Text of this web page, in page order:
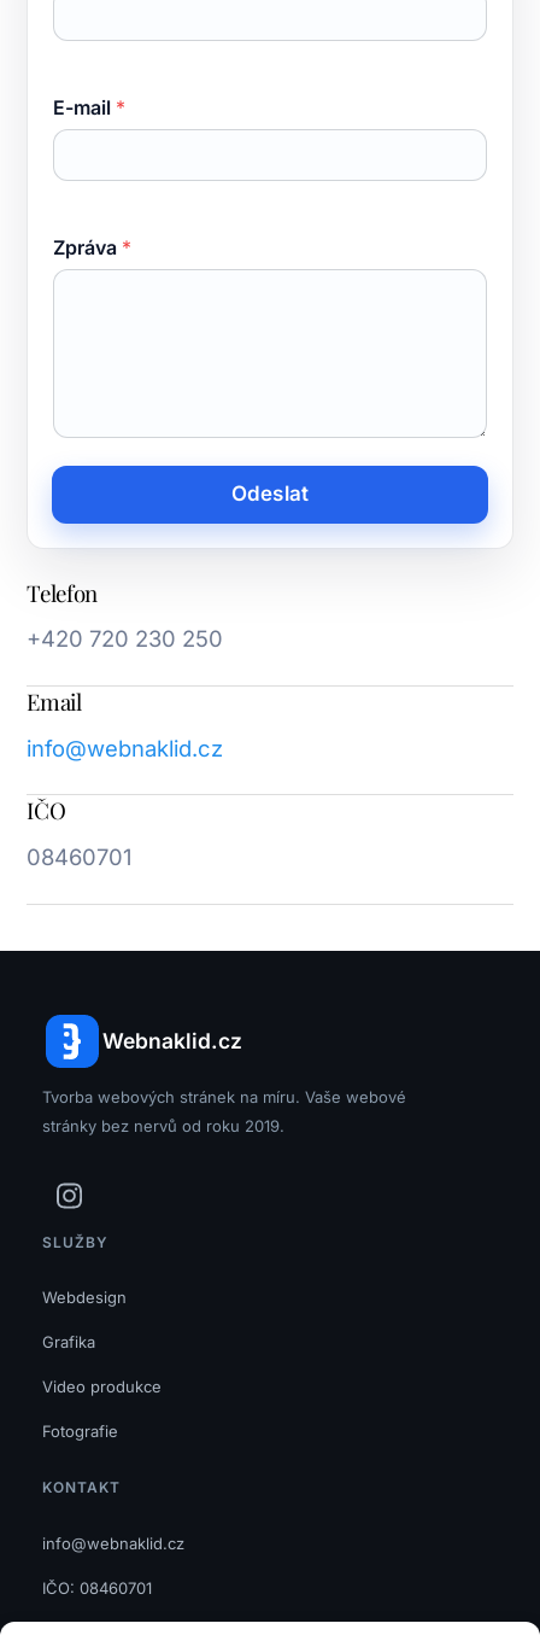
E-mail *
Zpráva *
Odeslat
Telefon
+420 720 230 250
Email
info@webnaklid.cz
IČO
08460701
Webnaklid.cz
Tvorba webových stránek na míru. Vaše webové
stránky bez nervů od roku 2019.
SLUŽBY
Webdesign
Grafika
Video produkce
Fotografie
KONTAKT
info@webnaklid.cz
IČO: 08460701